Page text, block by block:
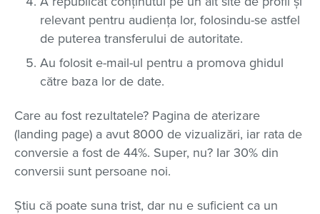
relevant pentru audiența lor, folosindu-se astfel
de puterea transferului de autoritate.
Au folosit e-mail-ul pentru a promova ghidul
către baza lor de date.
Care au fost rezultatele? Pagina de aterizare
(landing page) a avut 8000 de vizualizări, iar rata de
conversie a fost de 44%. Super, nu? Iar 30% din
conversii sunt persoane noi.
Știu că poate suna trist, dar nu e suficient ca un